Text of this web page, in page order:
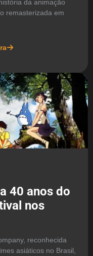
da animação
remasterizada em
40 anos do
nos
reconhecida
asiáticos no Brasil,